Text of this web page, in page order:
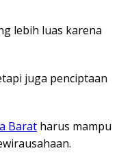
lebih luas karena
juga penciptaan
Barat harus mampu